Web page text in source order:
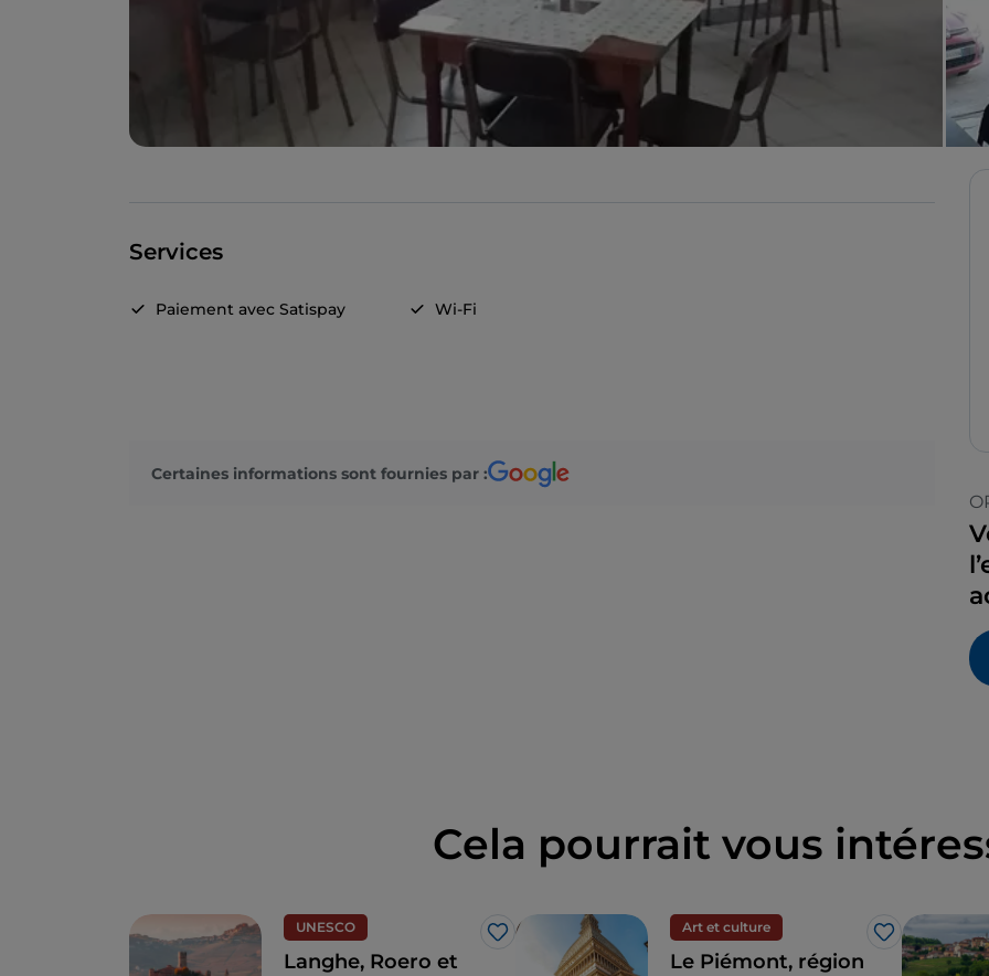
Services
Paiement avec Satispay Wi-Fi
Certaines informations sont fournies par :
Cela pourrait vous
UNESCO
J’aime
Langhe, Roero et
Art et culture
J’aime
Le Piémont, région